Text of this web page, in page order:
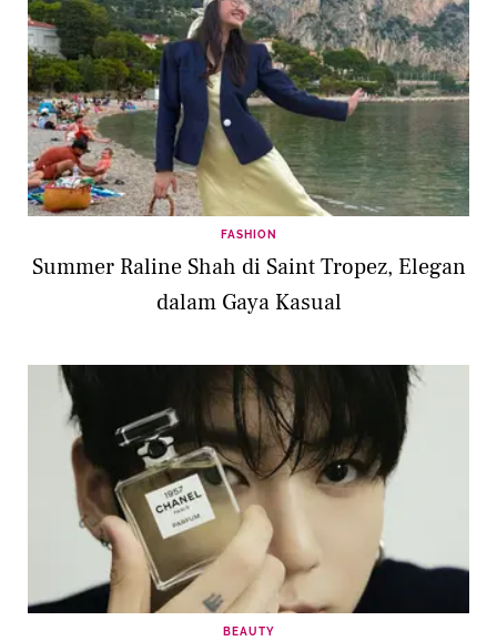
FASHION
Summer Raline Shah di Saint Tropez, Elegan
dalam Gaya Kasual
BEAUTY